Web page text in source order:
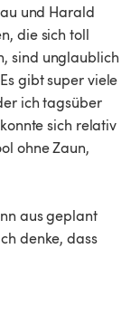
und Harald
die sich toll
sind unglaublich
gibt super viele
ich tagsüber
sich relativ
ohne Zaun,
aus geplant
denke, dass